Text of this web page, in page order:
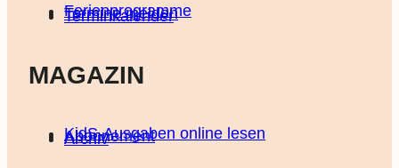
Ferienprogramme
Termine melden
Terminkalender
MAGAZIN
KidS-Ausgaben online lesen
Abonnement
Archiv